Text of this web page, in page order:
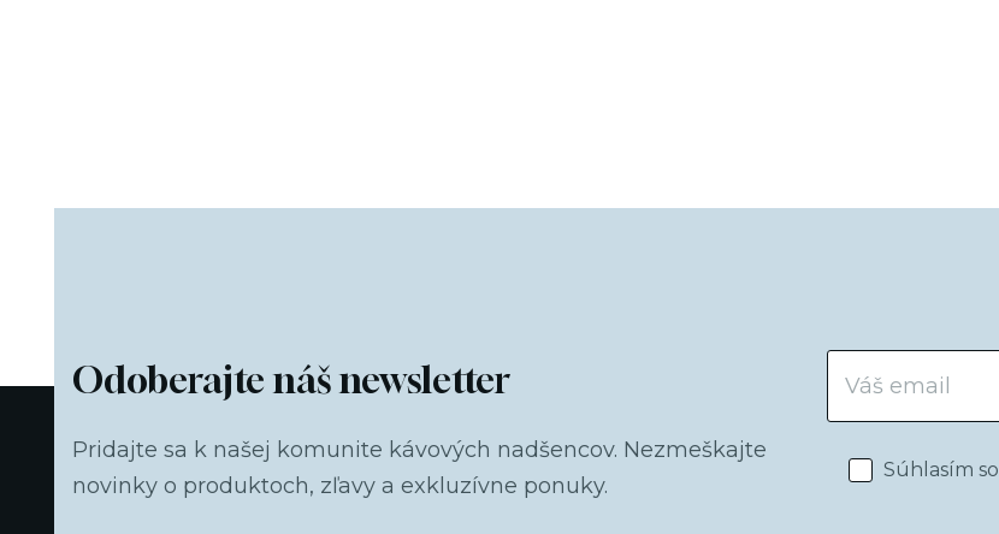
Odoberajte náš newsletter
Pridajte sa k našej komunite kávových nadšencov. Nezmeškajte
novinky o produktoch, zľavy a exkluzívne ponuky.
Súhlasím so